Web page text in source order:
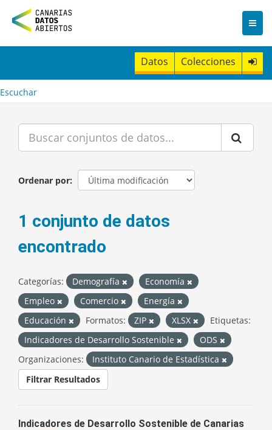
n
t
Datos Colecciones
Escuchar
Ordenar por
1 conjunto de datos
encontrado
Categorías: Demografía
Economía
Empleo
Comercio
Energía
Educación
Formatos: ZIP XLSX
Etiquetas:
Indicadores de Desarrollo Sostenible
ODS
Organizaciones:
Instituto Canario de Estadística
Filtrar Resultados
Indicadores de Desarrollo Sostenible de Canarias